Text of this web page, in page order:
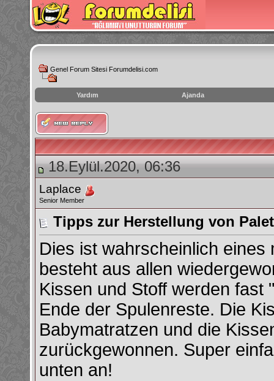
Genel Forum Sitesi Forumdelisi.com
Yardım Ajanda
instagram
izlenme
hilesi
18.Eylül.2020, 06:36
Laplace
Senior Member
Tipps zur Herstellung von
Dies ist wahrscheinlich
besteht aus allen
Kissen und Stoff werden fast
Ende der Spulenreste. Die
Babymatratzen und die
zurückgewonnen. Super
unten an!